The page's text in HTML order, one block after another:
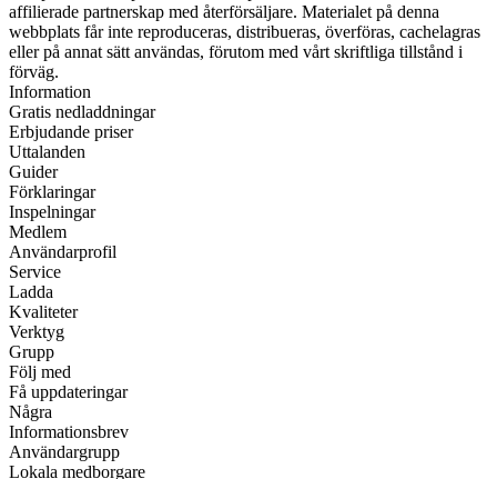
affilierade partnerskap med återförsäljare. Materialet på denna
webbplats får inte reproduceras, distribueras, överföras, cachelagras
eller på annat sätt användas, förutom med vårt skriftliga tillstånd i
förväg.
Information
Gratis nedladdningar
Erbjudande priser
Uttalanden
Guider
Förklaringar
Inspelningar
Medlem
Användarprofil
Service
Ladda
Kvaliteter
Verktyg
Grupp
Följ med
Få uppdateringar
Några
Informationsbrev
Användargrupp
Lokala medborgare